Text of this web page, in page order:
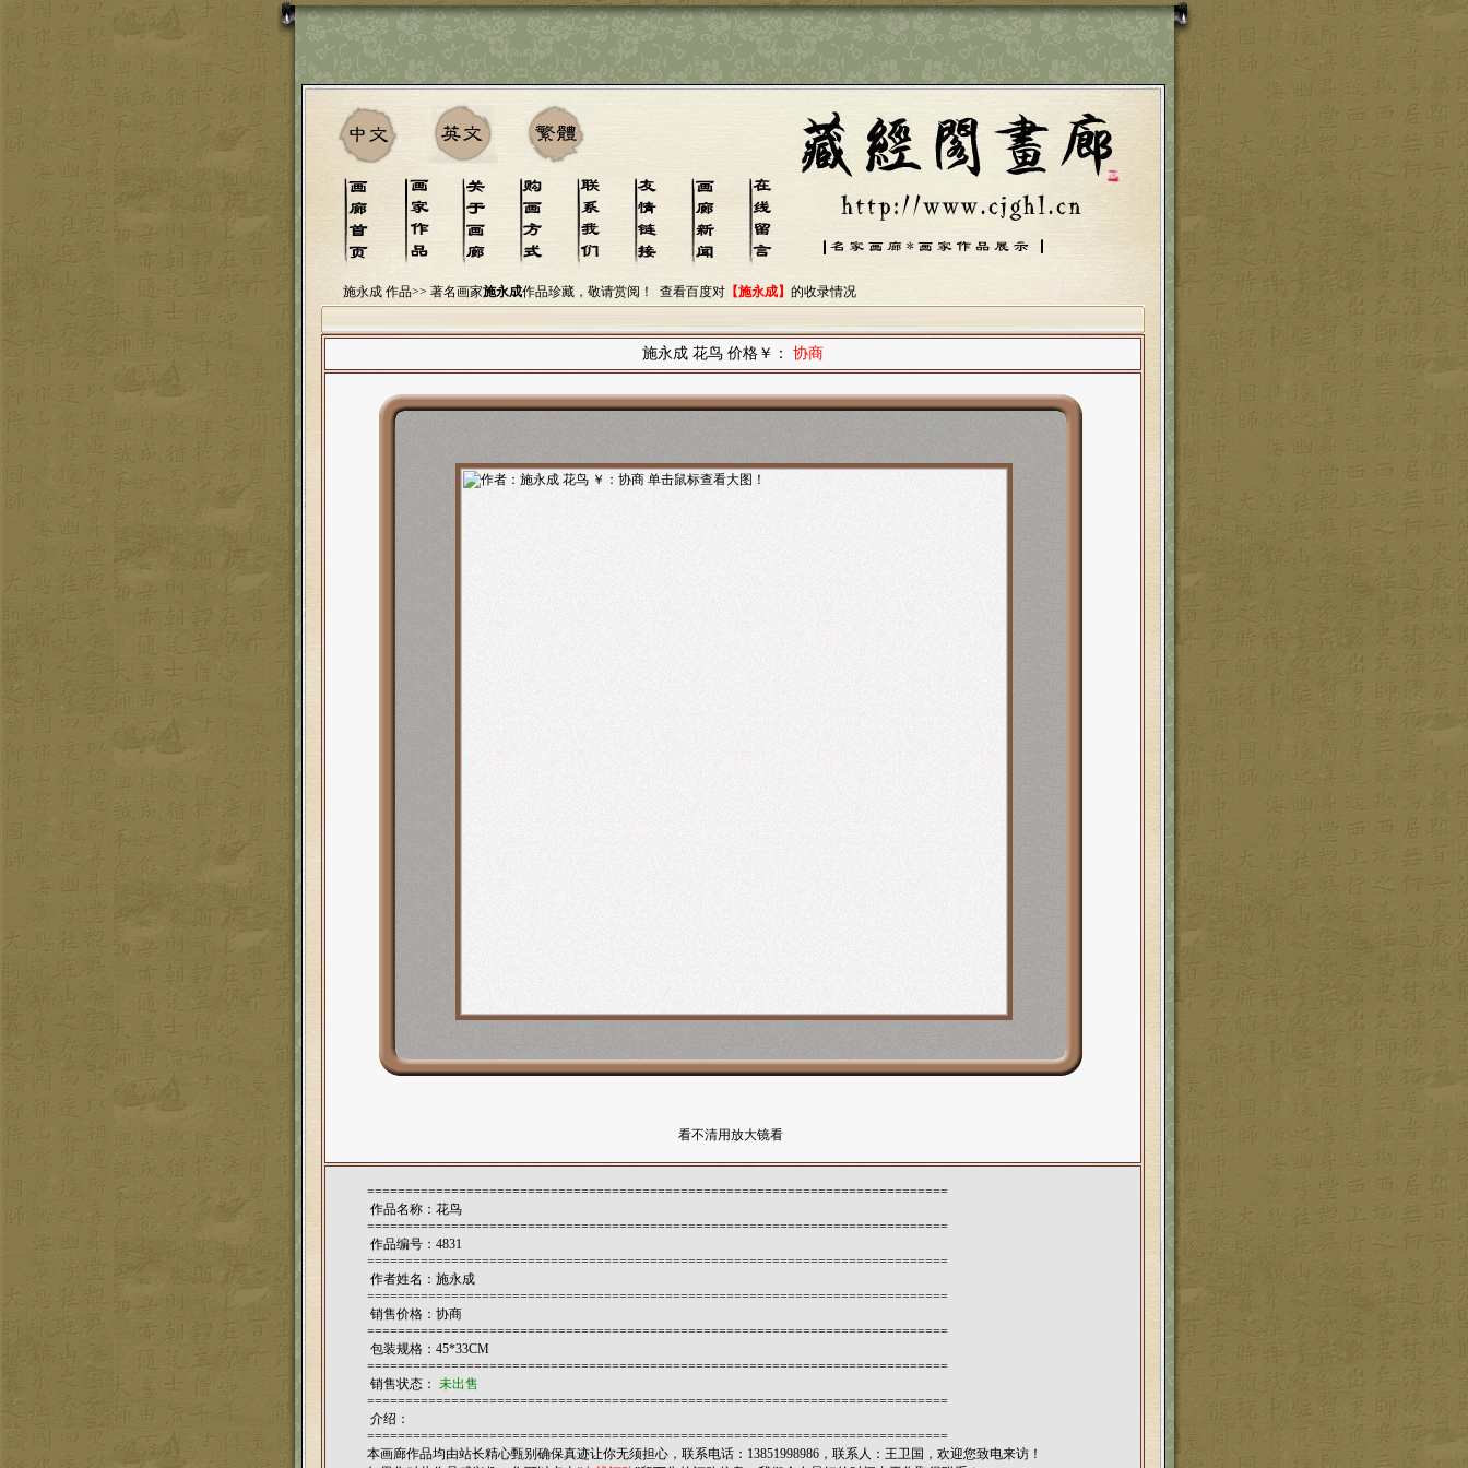
施永成 作品>> 著名画家施永成作品珍藏，敬请赏阅！ 查看百度对【施永成】 的收录情况
施永成 花鸟 价格￥： 协商
看不清用放大镜看
============================================================================
作品名称：花鸟
============================================================================
作品编号：4831
============================================================================
作者姓名： 施永成
============================================================================
销售价格：协商
============================================================================
包装规格：45*33CM
============================================================================
销售状态： 未出售
============================================================================
介绍：
============================================================================
本画廊作品均由站长精心甄别确保真迹让你无须担心，联系电话：13851998986，联系人：王卫国，欢迎您致电来访！